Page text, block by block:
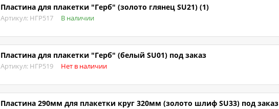
Пластина для плакетки "Герб" (золото глянец SU21) (1)
Артикул: НГР517 В наличии
Пластина для плакетки "Герб" (белый SU01) под заказ
Артикул: НГР519 Нет в наличии
Пластина 290мм для плакетки круг 320мм (золото шлиф SU33) под заказ